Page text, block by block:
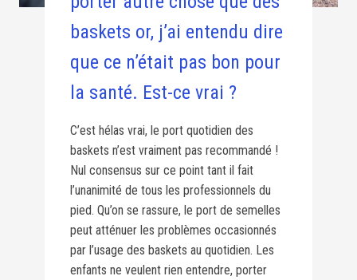
baskets or, j’ai entendu dire
que ce n’était pas bon pour
la santé. Est-ce vrai ?
C’est hélas vrai, le port quotidien des
baskets n’est vraiment pas recommandé !
Nul consensus sur ce point tant il fait
l’unanimité de tous les professionnels du
pied. Qu’on se rassure, le port de semelles
peut atténuer les problèmes occasionnés
par l’usage des baskets au quotidien. Les
enfants ne veulent rien entendre, porter